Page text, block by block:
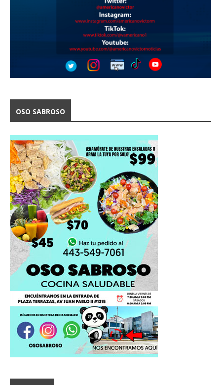
OSO SABROSO